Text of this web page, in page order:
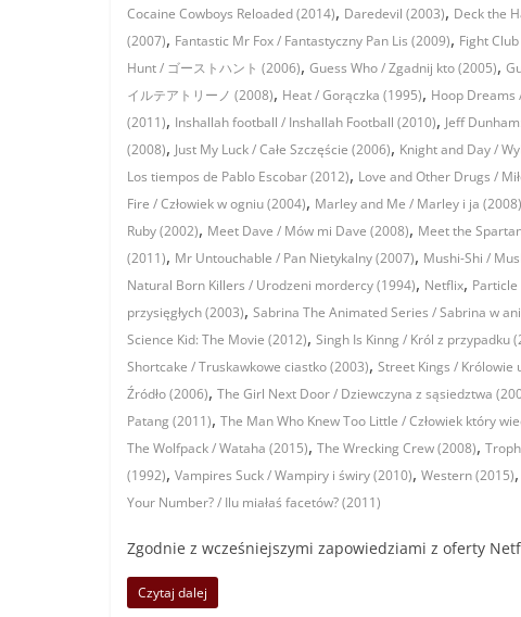
Cocaine Cowboys Reloaded (2014), Daredevil (2003), Deck the
(2007), Fantastic Mr Fox / Fantastyczny Pan Lis (2009), Fight
Hunt / ゴーストハント (2006), Guess Who / Zgadnij kto (2005),
イルテアトリーノ (2008), Heat / Gorączka (1995), Hoop Dreams
(2011), Inshallah football / Inshallah Football (2010), Jeff
(2008), Just My Luck / Całe Szczęście (2006), Knight and Day /
Los tiempos de Pablo Escobar (2012), Love and Other Drugs /
Fire / Człowiek w ogniu (2004), Marley and Me / Marley i ja (2008)
Ruby (2002), Meet Dave / Mów mi Dave (2008), Meet the
(2011), Mr Untouchable / Pan Nietykalny (2007), Mushi-Shi /
Natural Born Killers / Urodzeni mordercy (1994), Netflix, Particle
przysięgłych (2003), Sabrina The Animated Series / Sabrina w
Science Kid: The Movie (2012), Singh Is Kinng / Król z przypadku
Shortcake / Truskawkowe ciastko (2003), Street Kings / Królowie
Źródło (2006), The Girl Next Door / Dziewczyna z sąsiedztwa
Patang (2011), The Man Who Knew Too Little / Człowiek który
The Wolfpack / Wataha (2015), The Wrecking Crew (2008),
(1992), Vampires Suck / Wampiry i świry (2010), Western (2015),
Your Number? / Ilu miałaś facetów? (2011)
Zgodnie z wcześniejszymi zapowiedziami z oferty
Czytaj dalej